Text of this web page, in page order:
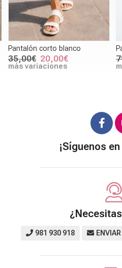
blanco Pantalón tricolor
79,00€
más
¡Síguenos
981 930 918